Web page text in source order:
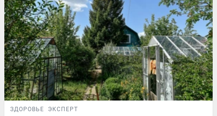
ЗДОРОВЬЕ ЭКСПЕРТ